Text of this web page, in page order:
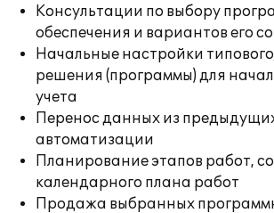
Консультации по выбору
обеспечения и вариантов его
Начальные настройки
решения (программы) для
учета
Перенос данных из
автоматизации
Планирование этапов работ,
календарного плана работ
Продажа выбранных